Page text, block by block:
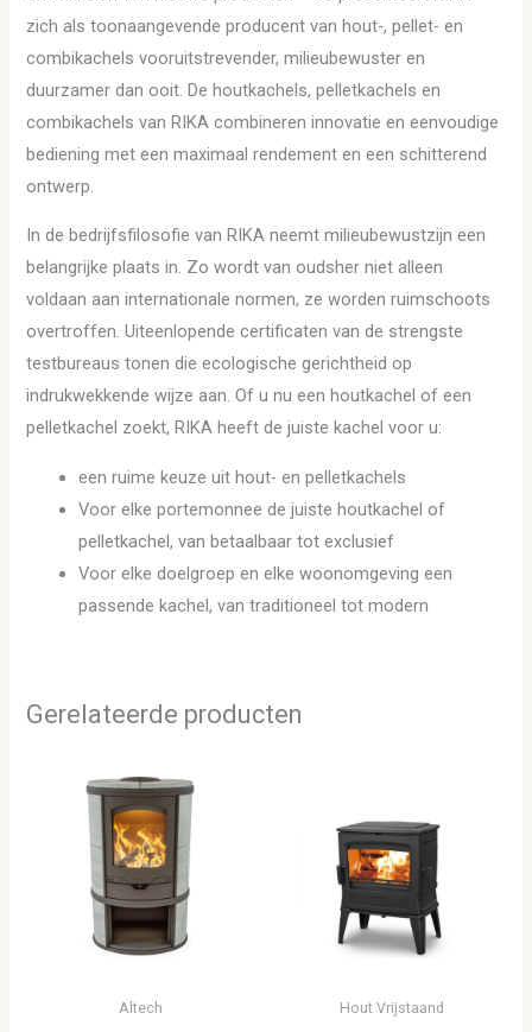
zich als toonaangevende producent van hout-, pellet- en
combikachels vooruitstrevender, milieubewuster en
duurzamer dan ooit. De houtkachels, pelletkachels en
combikachels van RIKA combineren innovatie en eenvoudige
bediening met een maximaal rendement en een schitterend
ontwerp.
In de bedrijfsfilosofie van RIKA neemt milieubewustzijn een
belangrijke plaats in. Zo wordt van oudsher niet alleen
voldaan aan internationale normen, ze worden ruimschoots
overtroffen. Uiteenlopende certificaten van de strengste
testbureaus tonen die ecologische gerichtheid op
indrukwekkende wijze aan. Of u nu een houtkachel of een
pelletkachel zoekt, RIKA heeft de juiste kachel voor u:
een ruime keuze uit hout- en pelletkachels
Voor elke portemonnee de juiste houtkachel of
pelletkachel, van betaalbaar tot exclusief
Voor elke doelgroep en elke woonomgeving een
passende kachel, van traditioneel tot modern
Gerelateerde producten
Altech Hout Vrijstaand